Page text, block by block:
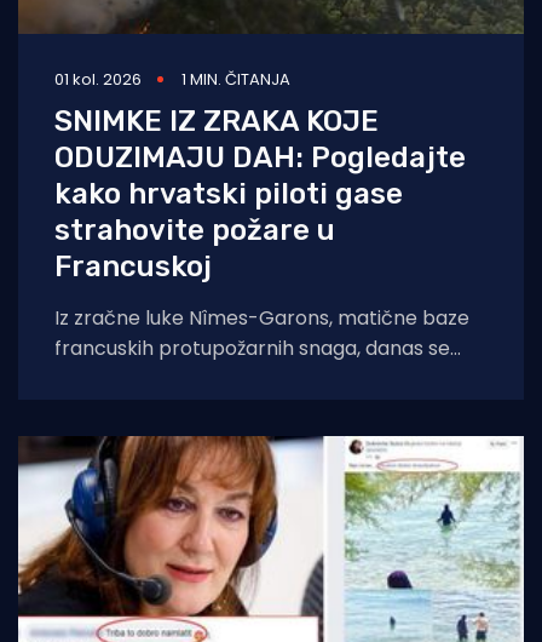
01 kol. 2026 1 MIN. ČITANJA
SNIMKE IZ ZRAKA KOJE
ODUZIMAJU DAH: Pogledajte
kako hrvatski piloti gase
strahovite požare u
Francuskoj
Iz zračne luke Nîmes-Garons, matične baze
francuskih protupožarnih snaga, danas se